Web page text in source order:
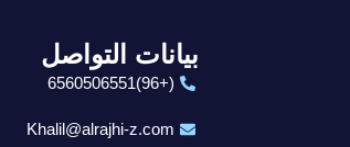
بيانات التواصل
(+96)6560506551
Khalil@alrajhi-z.com